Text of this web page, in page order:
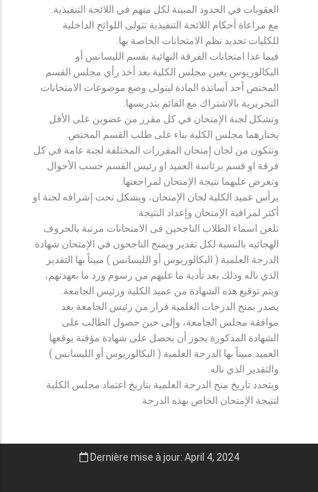
العقوبات في الحدود المبينة لكل منهم في اللائحة التنفيذية.
مع مراعاة أحكام اللائحة التنفيذية تتولى اللوائح الداخلية
للكليات تحديد نظم الامتحانات الخاصة بها.
فيما عدا امتحانات الفرقة النهائية بقسم الليسانس أو
البكالوريوس يعين مجلس الكلية بعد أخذ رأي مجلس القسم
المختص أحد أساتذة المادة ليتولى وضع موضوعات الامتحانات
التحريرية بالاشتراك مع القائم بتدريسها.
وتشكل لجنة الإمتحان في كل مقرر من عضوين على الأقل
يختارهما مجلس الكلية بناء على طلب القسم المختص.
وتتكون من لجان إمتحان المقررات المختلفة لجنة عامة في كل
فرقة او قسم برئاسة العميد او رئيس القسم حسب الأحوال
وتعرض عليهما نتيجة الإمتحان لمراجعتها.
يرأس عميد الكلية لجان الإمتحان، ويشكل تحت إشرافه لجنة او
أكثر لمراقبة الإمتحان وإعداد النتيجة.
تلعن اسماء الطلاب الناجحين فى الامتحانات مرتبة بالحروف
الهجائيه بالنسبة لكل تقدير ويمنح الناجحون في الإمتحان شهادة
الدرجة العلمية ( البكالوريوس أو الليسانس ) مبيناً بها التقدير
الذي ناله وذلك بعد تأدية ما عليهم من رسوم ورد ما بعهدتهم،
ويتم توقيع هذه الشهادة من عميد الكلية ورئيس الجامعة.
يصدر بمنح الدرجات العلمية قرار من رئيس الجامعة بعد
موافقة مجلس الجامعة، وإلى حين حصول الطالب على
الشهادة المذكورة يجوز أن يحصل على شهادة مؤقتة يوقعها
العميد مبيناً بها الدرجة العلمية ( البكالوريوس أو الليسانس )
والتقدير الذي ناله.
ويتحدد تاريخ منح الدرجة العلمية بتاريخ اعتماد مجلس الكلية
لنتيجة الإمتحان الخاص بهذه الدرجة.
Dernière mise à jour: April 4, 2024